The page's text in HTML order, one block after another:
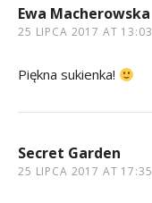
Ewa Macherowska
25 LIPCA 2017 AT 13:03
Piękna sukienka!
Secret Garden
25 LIPCA 2017 AT 17:35